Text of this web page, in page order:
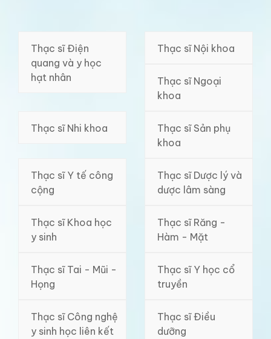
Thạc sĩ Điện
quang và y học
hạt nhân
Thạc sĩ Nội khoa
Thạc sĩ Ngoại
khoa
Thạc sĩ Nhi khoa
Thạc sĩ Sản phụ
khoa
Thạc sĩ Y tế công
cộng
Thạc sĩ Dược lý và
dược lâm sàng
Thạc sĩ Khoa học
y sinh
Thạc sĩ Răng -
Hàm - Mặt
Thạc sĩ Tai - Mũi -
Họng
Thạc sĩ Y học cổ
truyền
Thạc sĩ Công nghệ
y sinh học liên kết
Thạc sĩ Điều
dưỡng